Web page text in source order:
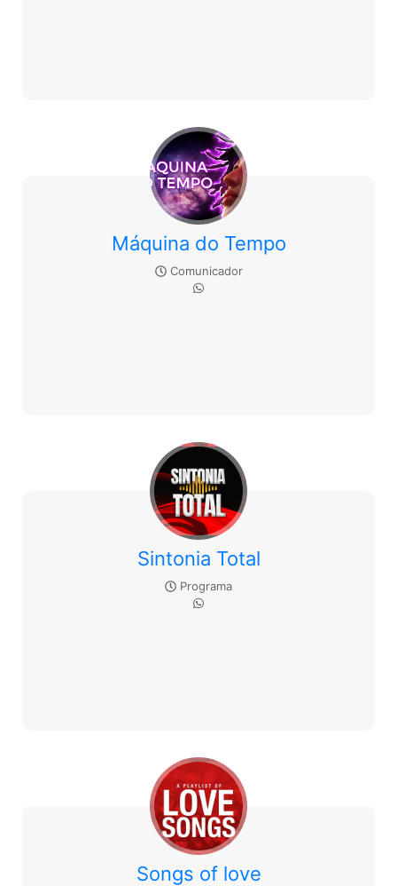
Máquina do Tempo
Comunicador
Sintonia Total
Programa
Songs of love